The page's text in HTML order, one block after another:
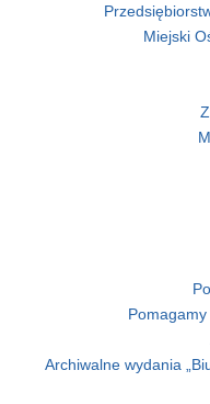
Miejski
Archiwalne wydania